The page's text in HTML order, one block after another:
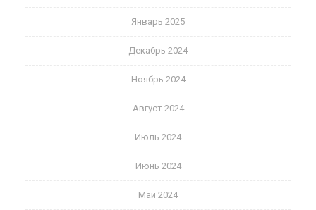
Январь 2025
Декабрь 2024
Ноябрь 2024
Август 2024
Июль 2024
Июнь 2024
Май 2024